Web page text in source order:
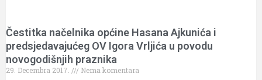
Čestitka načelnika općine Hasana Ajkunića i
predsjedavajućeg OV Igora Vrljića u povodu
novogodišnjih praznika
29. Decembra 2017.
Nema komentara